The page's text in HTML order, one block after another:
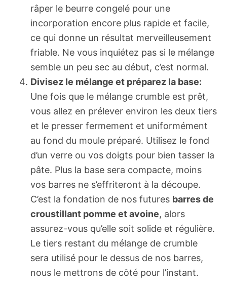
râper le beurre congelé pour une
incorporation encore plus rapide et facile,
ce qui donne un résultat merveilleusement
friable. Ne vous inquiétez pas si le mélange
semble un peu sec au début, c’est normal.
Divisez le mélange et préparez la base:
Une fois que le mélange crumble est prêt,
vous allez en prélever environ les deux tiers
et le presser fermement et uniformément
au fond du moule préparé. Utilisez le fond
d’un verre ou vos doigts pour bien tasser la
pâte. Plus la base sera compacte, moins
vos barres ne s’effriteront à la découpe.
C’est la fondation de nos futures barres de
croustillant pomme et avoine, alors
assurez-vous qu’elle soit solide et régulière.
Le tiers restant du mélange de crumble
sera utilisé pour le dessus de nos barres,
nous le mettrons de côté pour l’instant.